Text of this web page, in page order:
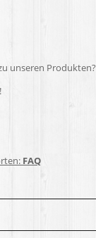
unseren Produkten?
FAQ